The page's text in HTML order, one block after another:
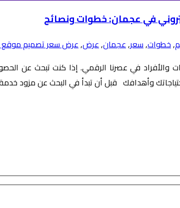
في عجمان: خطوات ونصائح
,خطوات,سعر,عجمان,عرض,عرض سعر تصميم موقع
والأفراد في عصرنا الرقمي. إذا كنت تبحث عن